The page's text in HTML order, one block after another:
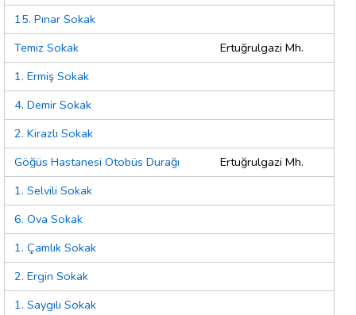
15. Pınar Sokak
Temiz Sokak
Ertuğrulgazi Mh.
1. Ermiş Sokak
4. Demir Sokak
2. Kirazlı Sokak
Göğüs Hastanesi Otobüs Durağı
Ertuğrulgazi Mh.
1. Selvili Sokak
6. Ova Sokak
1. Çamlık Sokak
2. Ergin Sokak
1. Saygılı Sokak